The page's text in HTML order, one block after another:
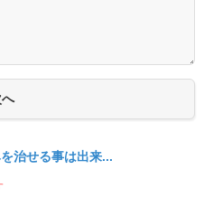
治せる事は出来...